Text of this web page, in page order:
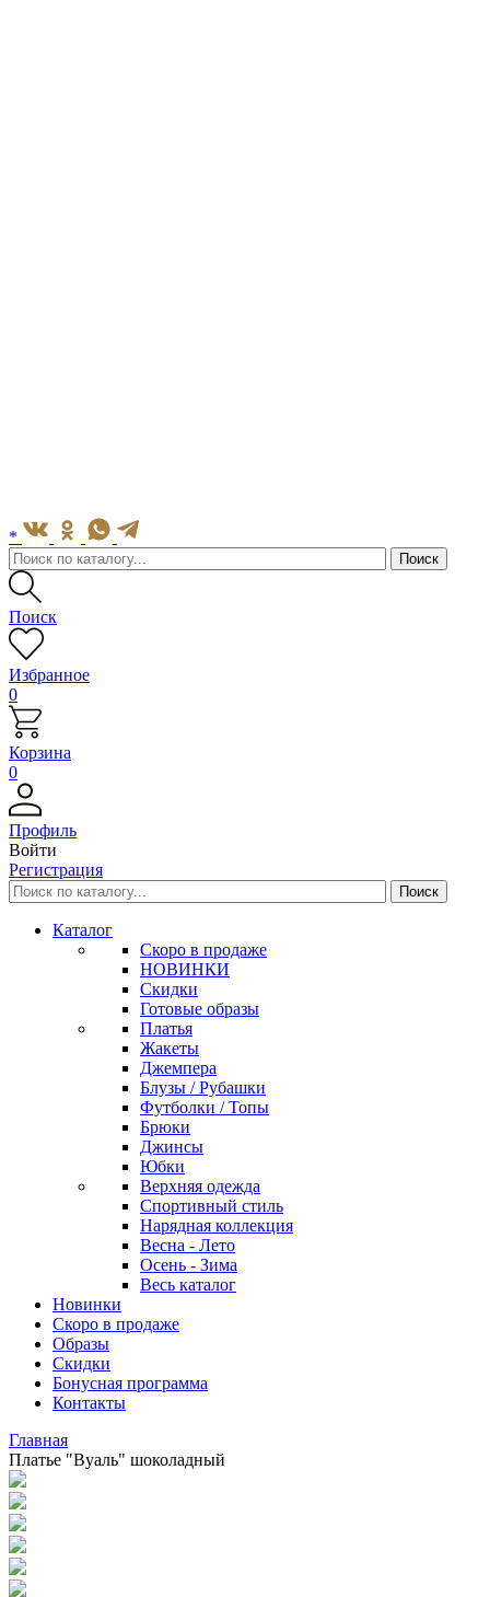
*
Поиск
Избранное
0
Корзина
0
Профиль
Войти
Регистрация
Каталог
Скоро в продаже
НОВИНКИ
Скидки
Готовые образы
Платья
Жакеты
Джемпера
Блузы / Рубашки
Футболки / Топы
Брюки
Джинсы
Юбки
Верхняя одежда
Спортивный стиль
Нарядная коллекция
Весна - Лето
Осень - Зима
Весь каталог
Новинки
Скоро в продаже
Образы
Скидки
Бонусная программа
Контакты
Главная
Платье "Вуаль" шоколадный